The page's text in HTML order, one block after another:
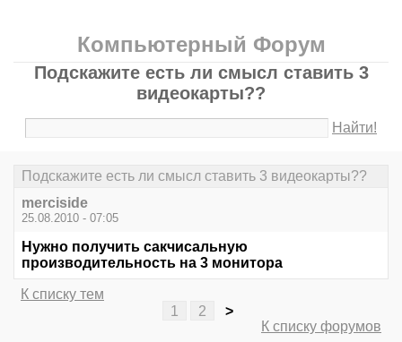
Компьютерный Форум
Подскажите есть ли смысл ставить 3
видеокарты??
Найти!
Подскажите есть ли смысл ставить 3 видеокарты??
merciside
25.08.2010 - 07:05
Нужно получить сакчисальную
производительность на 3 монитора
К списку тем
1
2
>
К списку форумов